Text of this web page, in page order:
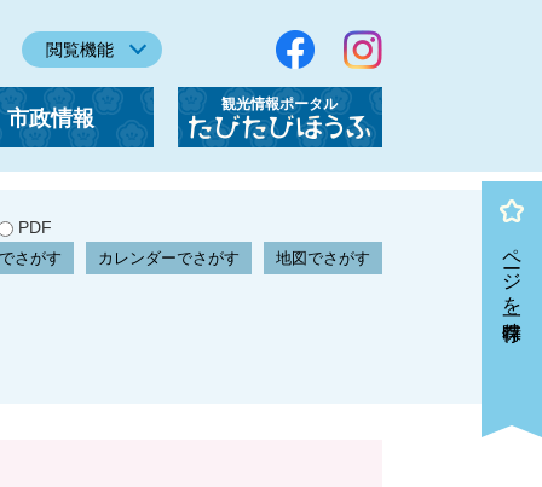
閲覧機能
市政情報
観光情報ポータル
「たびたびほうふ」
PDF
さがす カレンダーでさがす 地図でさがす ページを一時保存